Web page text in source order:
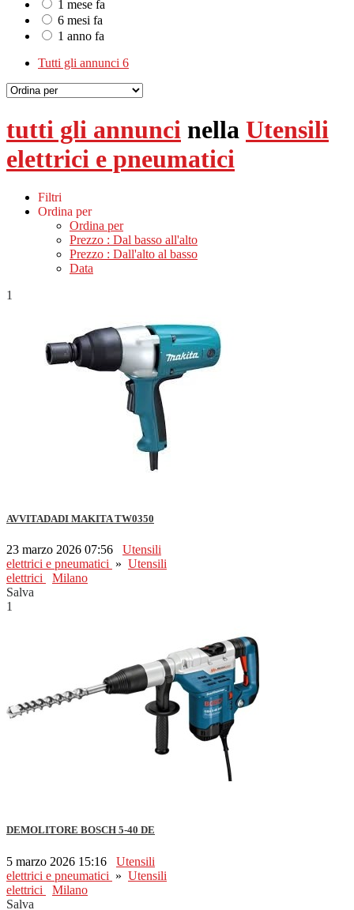
1 mese fa
6 mesi fa
1 anno fa
Tutti gli annunci 6
tutti gli annunci nella Utensili
elettrici e pneumatici
Filtri
Ordina per
Ordina per
Prezzo : Dal basso all'alto
Prezzo : Dall'alto al basso
Data
1
AVVITADADI MAKITA TW0350
23 marzo 2026 07:56
Utensili
elettrici e pneumatici » Utensili
elettrici
Milano
Salva
1
DEMOLITORE BOSCH 5-40 DE
5 marzo 2026 15:16
Utensili
elettrici e pneumatici » Utensili
elettrici
Milano
Salva